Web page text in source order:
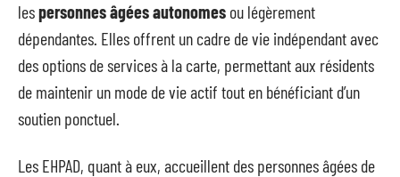
lespersonnes âgées autonomes ou légèrement
dépendantes. Elles offrent un cadre de vie indépendant avec
des options de services à la carte, permettant aux résidents
de maintenir un mode de vie actif tout en bénéficiant d’un
soutien ponctuel.
Les EHPAD, quant à eux, accueillent des personnes âgées de